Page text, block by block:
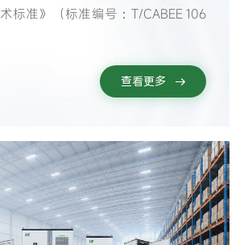
标准》（标准编号：T/CABEE 106
查看更多